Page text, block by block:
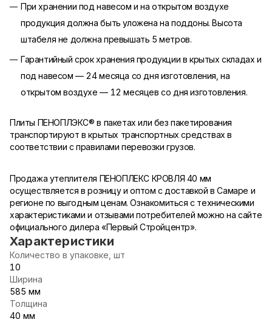
При хранении под навесом и на открытом воздухе
продукция должна быть уложена на поддоны. Высота
штабеля не должна превышать 5 метров.
Гарантийный срок хранения продукции в крытых складах и
под навесом — 24 месяца со дня изготовления, на
открытом воздухе — 12 месяцев со дня изготовления.
Плиты ПЕНОПЛЭКС® в пакетах или без пакетирования
транспортируют в крытых транспортных средствах в
соответствии с правилами перевозки грузов.
Продажа утеплителя ПЕНОПЛЕКС КРОВЛЯ 40 мм
осуществляется в розницу и оптом с доставкой в Самаре и
регионе по выгодным ценам. Ознакомиться с техническими
характеристиками и отзывами потребителей можно на сайте
официального дилера «Первый Стройцентр».
Характеристики
Количество в упаковке, шт
10
Ширина
585 мм
Толщина
40 мм